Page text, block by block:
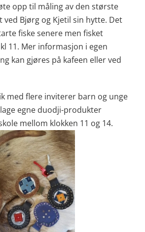
opp til måling av den største
ved Bjørg og Kjetil sin hytte. Det
fiske senere men fisket
11. Mer informasjon i egen
kan gjøres på kafeen eller ved
med flere inviterer barn og unge
egne duodji-produkter
mellom klokken 11 og 14.